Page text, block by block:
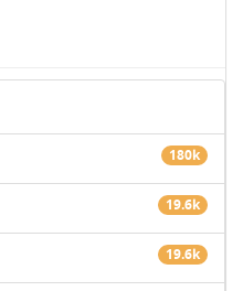
180k
19.6k
19.6k